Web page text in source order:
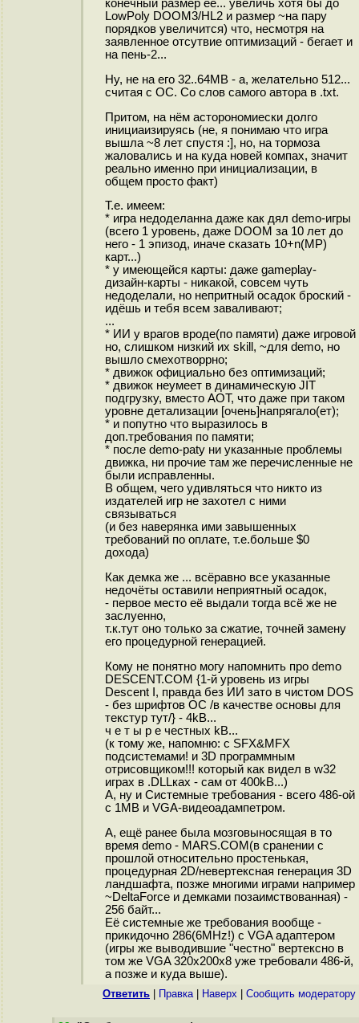
конечный размер её... увеличь хотя бы до
LowPoly DOOM3/HL2 и размер ~на пару
порядков увеличится) что, несмотря на
заявленное отсутвие оптимизаций - бегает и
на пень-2...
Ну, не на его 32..64MB - а, желательно 512...
считая с ОС. Со слов самого автора в .txt.
Притом, на нём асторономиески долго
инициаизируясь (не, я понимаю что игра
вышла ~8 лет спустя :], но, на тормоза
жаловались и на куда новей компах, значит
реально именно при инициализации, в
общем просто факт)
Т.е. имеем:
* игра недоделанна даже как дял demo-игры
(всего 1 уровень, даже DOOM за 10 лет до
него - 1 эпизод, иначе сказать 10+n(MP)
карт...)
* у имеющейся карты: даже gameplay-
дизайн-карты - никакой, совсем чуть
недоделали, но непритный осадок броский -
идёшь и тебя всем заваливают;
...
* ИИ у врагов вроде(по памяти) даже игровой
но, слишком низкий их skill, ~для demo, но
вышло смехотворрно;
* движок официально без оптимизаций;
* движок неумеет в динамическую JIT
подгрузку, вместо AOT, что даже при таком
уровне детализации [очень]напрягало(ет);
* и попутно что выразилось в
доп.требования по памяти;
* после demo-paty ни указанные проблемы
движка, ни прочие там же перечисленные не
были исправленны.
В общем, чего удивляться что никто из
издателей игр не захотел с ними
связываться
(и без наверянка ими завышенных
требований по оплате, т.е.больше $0
дохода)
Как демка же ... всёравно все указанные
недочёты оставили неприятный осадок,
- первое место её выдали тогда всё же не
заслуенно,
т.к.тут оно только за сжатие, точней замену
его процедурной генерацией.
Кому не понятно могу напомнить про demo
DESCENT.COM {1-й уровень из игры
Descent I, правда без ИИ зато в чистом DOS
- без шрифтов ОС /в качестве основы для
текстур тут/} - 4kB...
ч е т ы р е честных kB...
(к тому же, напомню: с SFX&MFX
подсистемами! и 3D программным
отрисовщиком!!! который как видел в w32
играх в .DLLках - сам от 400kB...)
А, ну и Системные требования - всего 486-ой
с 1MB и VGA-видеоадампетром.
А, ещё ранее была мозговыносящая в то
время demo - MARS.COM(в сранении с
прошлой относительно простенькая,
процедурная 2D/невертексная генерация 3D
ландшафта, позже многими играми например
~DeltaForce и демками позаимствованная) -
256 байт...
Её системные же требования вообще -
прикидочно 286(6MHz!) с VGA адаптером
(игры же выводившие "честно" вертексно в
том же VGA 320x200x8 уже требовали 486-й,
а позже и куда выше).
Ответить Правка| Наверх Cообщить модератору